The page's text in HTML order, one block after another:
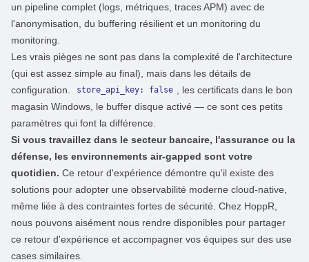
un pipeline complet (logs, métriques, traces APM) avec de
l'anonymisation, du buffering résilient et un monitoring du
monitoring.
Les vrais pièges ne sont pas dans la complexité de l'architecture
(qui est assez simple au final), mais dans les détails de
configuration.
store_api_key: false
, les certificats dans le bon
magasin Windows, le buffer disque activé — ce sont ces petits
paramètres qui font la différence.
Si vous travaillez dans le secteur bancaire, l'assurance ou la
défense, les environnements air-gapped sont votre
quotidien. Ce retour d'expérience démontre qu'il existe des
solutions pour adopter une observabilité moderne cloud-native,
même liée à des contraintes fortes de sécurité. Chez HoppR
nous pouvons aisément nous rendre disponibles pour partager
ce retour d'expérience et accompagner vos équipes sur des use
cases similaires.